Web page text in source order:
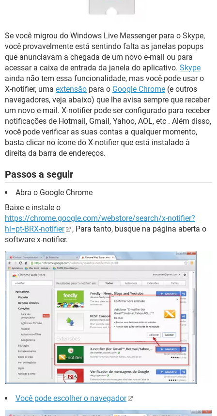
Se você migrou do Windows Live Messenger para o Skype,
você provavelmente está sentindo falta as janelas popups
que anunciavam a chegada de um novo e-mail ou para
acessar a caixa de entrada da janela do aplicativo. Skype
ainda não tem essa funcionalidade, mas você pode usar o
X-notifier, uma extensão para o Google Chrome (e outros
navegadores, veja abaixo) que lhe avisa sempre que receber
um novo e-mail. X-notifier pode ser configurado para receber
notificações de Hotmail, Gmail, Yahoo, AOL, etc . Além disso,
você pode verificar as suas contas a qualquer momento,
basta clicar no ícone do X-notifier que está instalado à
direita da barra de endereços.
Passos a seguir
Abra o Google Chrome
Baixe e instale o
https://chrome.google.com/webstore/search/x-notifier?
hl=pt-BRX-notifier
, Para tanto, busque na página aberta o
software x-notifier.
Você pode escolher o navegador